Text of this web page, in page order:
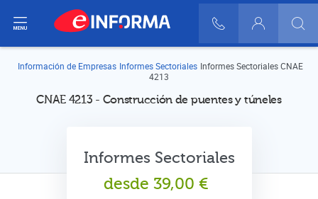
900 10 30 20
Login
Información de Empresas Informes Sectoriales Informes Sectoriales CNAE
4213
CNAE 4213 - Construcción de puentes y túneles
Informes Sectoriales
desde 39,00 €